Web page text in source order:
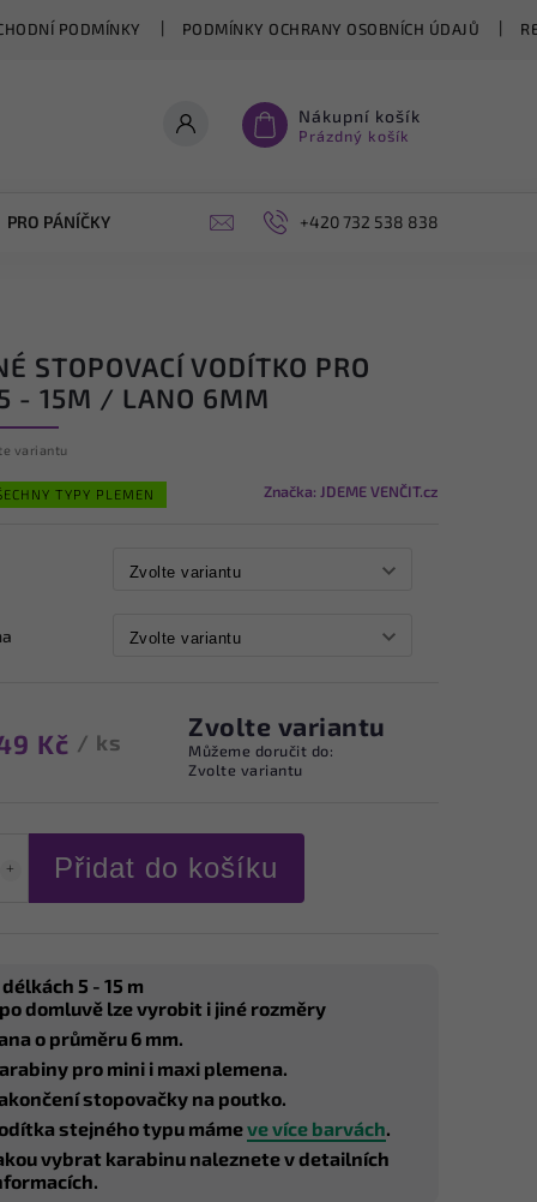
PODMÍNKY PODMÍNKY OCHRANY OSOBNÍCH ÚDAJŮ
Nákupní košík
Prázdný košík
PRO PÁNÍČKY OPLÁŠTĚNÍ PERGOL NA MÍRU
+420 732 538 838
STOPOVACÍ VODÍTKO PRO
- 15M / LANO 6MM
variantu
TYPY PLEMEN Značka: JDEME VENČIT.cz
Kč / ks
Zvolte variantu
Můžeme doručit do:
Zvolte variantu
Přidat do košíku
délkách 5 - 15 m
domluvě lze vyrobit i jiné rozměry
o průměru 6 mm.
pro mini i maxi plemena.
stopovačky na poutko.
stejného typu mámeve více barvách.
vybrat karabinu naleznete v detailních